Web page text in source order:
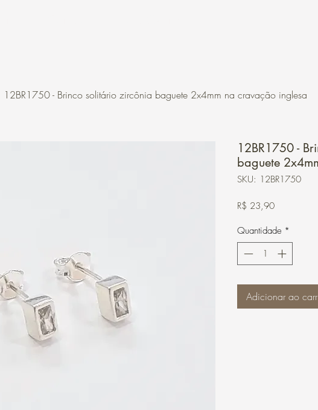
12BR1750 - Brinco solitário zircônia baguete 2x4mm na cravação inglesa
12BR1750 -
baguete
SKU: 12BR1750
R$ 23,90Preço
Quantidade *
Adicionar ao